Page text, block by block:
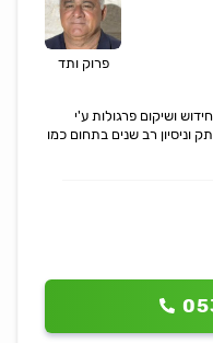
פרוק ותד
ושיקום פרגולות ע'י
וניסיון רב שנים בתחום כמו